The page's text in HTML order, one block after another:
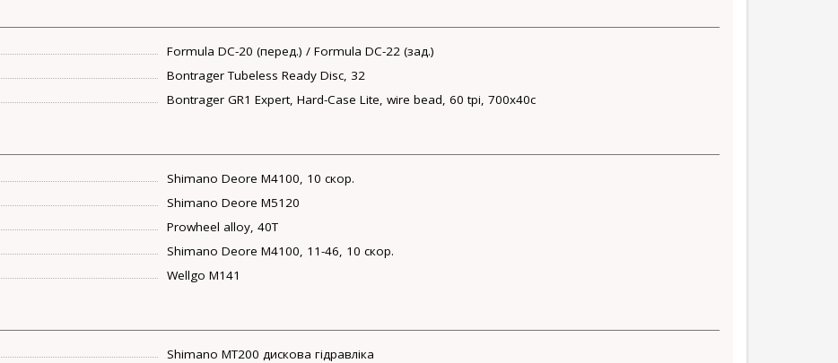
Formula DC-20 (перед.) / Formula DC-22 (зад.)
Bontrager Tubeless Ready Disc, 32
Bontrager GR1 Expert, Hard-Case Lite, wire bead, 60 tpi, 700x40c
Shimano Deore M4100, 10 скор.
Shimano Deore M5120
Prowheel alloy, 40T
Shimano Deore M4100, 11-46, 10 скор.
Wellgo M141
Shimano MT200 дискова гідравліка